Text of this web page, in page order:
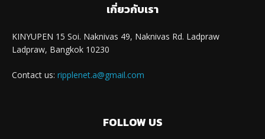
เกี่ยวกับเรา
KINYUPEN 15 Soi. Naknivas 49, Naknivas Rd. Ladpraw
Ladpraw, Bangkok 10230
Contact us: ripplenet.a@gmail.com
FOLLOW US